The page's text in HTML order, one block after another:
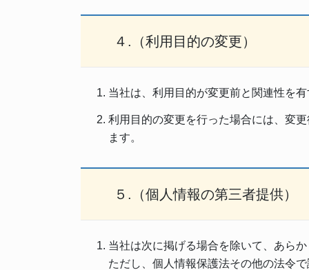
４.（利用目的の変更）
当社は、利用目的が変更前と関連性を
利用目的の変更を行った場合には、変
ます。
５.（個人情報の第三者提供）
当社は次に掲げる場合を除いて、あら
ただし、個人情報保護法その他の法令